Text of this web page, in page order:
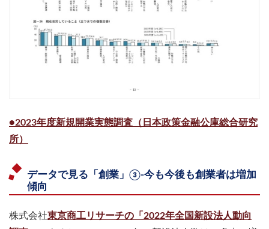
●2023年度新規開業実態調査（日本政策金融公庫総合研究
所）
データで見る「創業」③-今も今後も創業者は増加
傾向
株式会社東京商工リサーチの「2022年全国新設法人動向